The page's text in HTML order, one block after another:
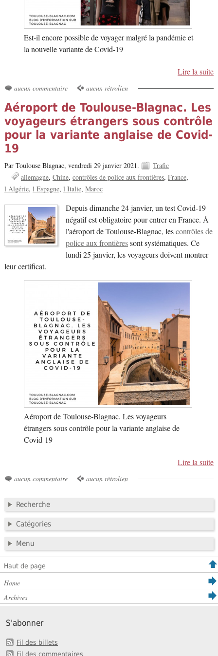
Est-il encore possible de voyager malgré la pandémie et
la nouvelle variante de Covid-19
Lire la suite
aucun commentaire aucun rétrolien
Aéroport de Toulouse-Blagnac. Les
voyageurs étrangers sous contrôle
pour la variante anglaise de Covid-
19
Par Toulouse Blagnac, vendredi 29 janvier 2021.
Trafic
allemagne Chine contrôles de police aux frontières France
l Algérie l Espagne l Italie Maroc
Depuis dimanche 24 janvier, un test Covid-19
négatif est obligatoire pour entrer en France. À
l'aéroport de Toulouse-Blagnac, lescontrôles de
police aux frontièressont systématiques. Ce
lundi 25 janvier, les voyageurs doivent montrer
leur certificat.
Aéroport de Toulouse-Blagnac. Les voyageurs
étrangers sous contrôle pour la variante anglaise de
Covid-19
Lire la suite
aucun commentaire aucun rétrolien
Recherche
Catégories
Menu
Haut de page
Home
Archives
S'abonner
Fil des billets
Fil des commentaires